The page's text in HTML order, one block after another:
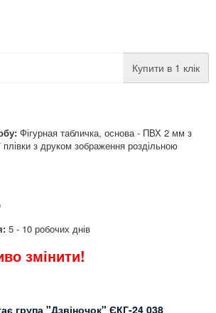
Купити в 1 клік
Фігурная табличка, основа - ПВХ 2 мм з
з друком зображення роздільною
5 - 10 робочих днів
змінити!
група "Дзвіночок" ЄКГ-24 038